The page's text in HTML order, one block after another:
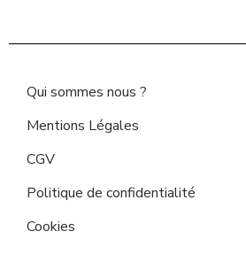
Qui sommes nous ?
Mentions Légales
CGV
Politique de confidentialité
Cookies